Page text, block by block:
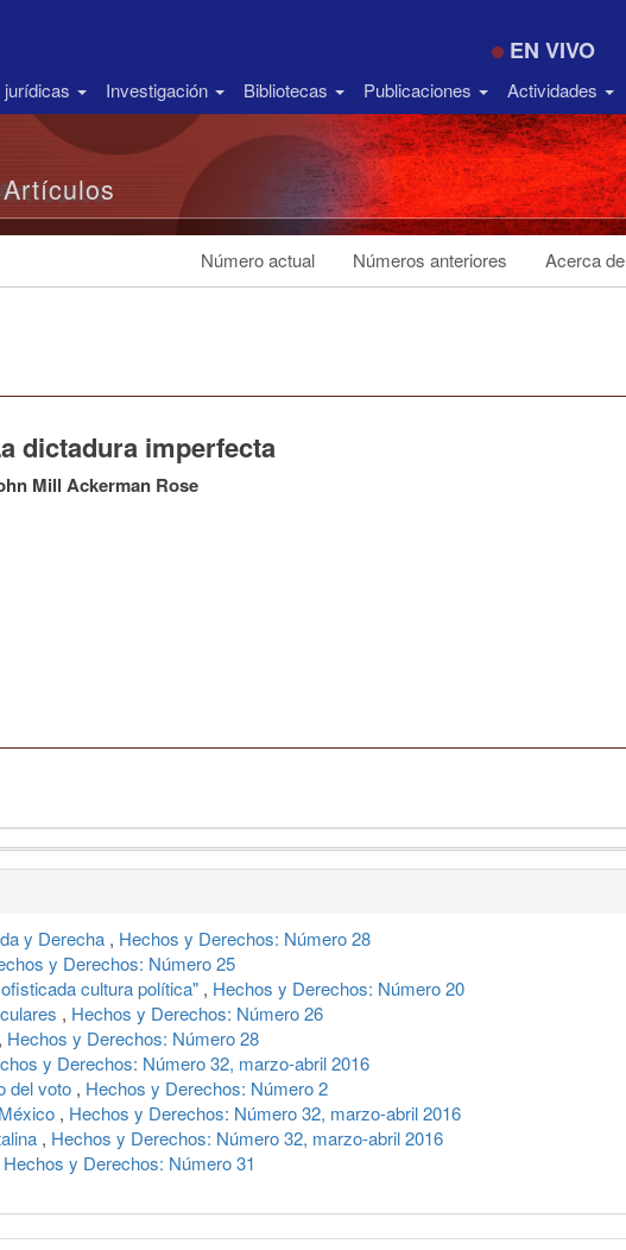
EN VIVO
Investigación Bibliotecas Publicaciones Actividades
Artículos
Número actual Números anteriores Acerca de
dictadura imperfecta
Mill Ackerman Rose
y Derecha , Hechos y Derechos: Número 28
y Derechos: Número 25
cultura política" , Hechos y Derechos: Número 20
, Hechos y Derechos: Número 26
, Hechos y Derechos: Número 28
y Derechos: Número 32, marzo-abril 2016
del voto , Hechos y Derechos: Número 2
, Hechos y Derechos: Número 32, marzo-abril 2016
, Hechos y Derechos: Número 32, marzo-abril 2016
Hechos y Derechos: Número 31